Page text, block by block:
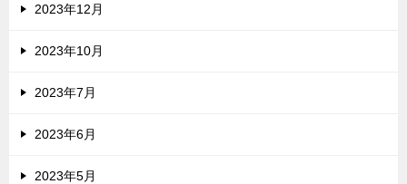
2023年12月
2023年10月
2023年7月
2023年6月
2023年5月